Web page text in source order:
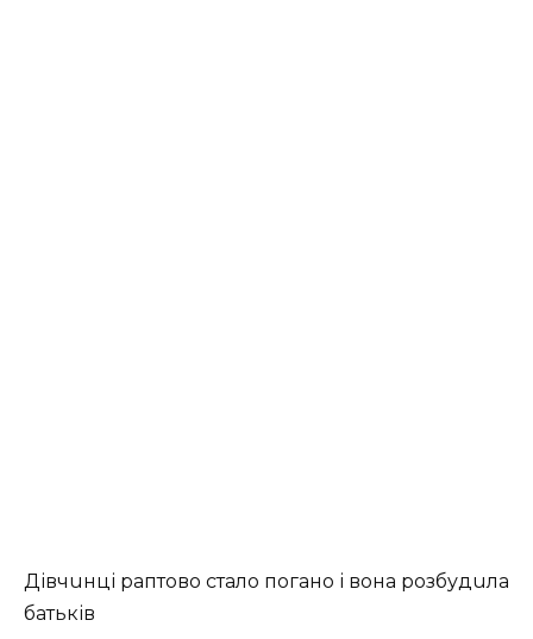
Дівчuнці раптово стало погано і вона розбудuла
батьків